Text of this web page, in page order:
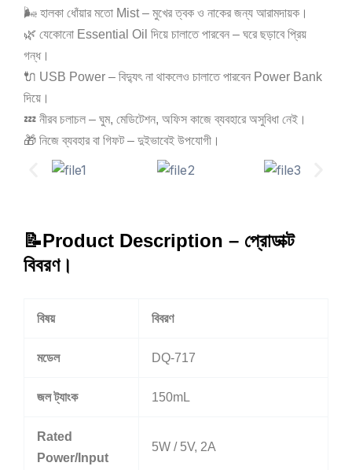
🌬️ হালকা ধোঁয়ার মতো Mist – মুখের ত্বক ও নাকের জন্য আরামদায়ক।
🌿 যেকোনো Essential Oil দিয়ে চালাতে পারবেন – ঘরে ছড়াবে প্রিয়
গন্ধ।
🔌 USB Power – বিদ্যুৎ না থাকলেও চালাতে পারবেন Power Bank
দিয়ে।
💤 নীরব চলাচল – ঘুম, মেডিটেশন, অফিস কাজে ব্যবহারে অসুবিধা নেই।
🎁 নিজে ব্যবহার বা গিফট – দুইভাবেই উপযোগী।
📝Product Description – প্রোডাক্ট
বিবরণ।
বিষয় বিবরণ
মডেল DQ‑717
জল ট্যাংক 150mL
Rated
Power/Input
5W / 5V, 2A